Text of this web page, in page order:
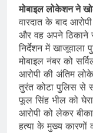
मोबाइल लोकेशन ने
वारदात के बाद
और वह अपने ठिकाने
निर्देशन में
मोबाइल नंबर को
आरोपी की अंतिम
तुरंत कोटा पुलिस से
फूल सिंह भील को
आरोपी को लेकर
हत्या के मुख्य कारणों